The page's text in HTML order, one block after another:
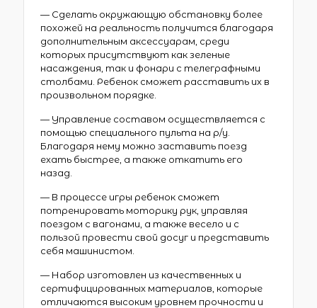
— Сделать окружающую обстановку более
похожей на реальность получится благодаря
дополнительным аксессуарам, среди
которых присутствуют как зеленые
насаждения, так и фонари с телеграфными
столбами. Ребенок сможет расставить их в
произвольном порядке.
— Управление составом осуществляется с
помощью специального пульта на р/у.
Благодаря нему можно заставить поезд
ехать быстрее, а также откатить его
назад.
— В процессе игры ребенок сможет
потренировать моторику рук, управляя
поездом с вагонами, а также весело и с
пользой провести свой досуг и представить
себя машинистом.
— Набор изготовлен из качественных и
сертифицированных материалов, которые
отличаются высоким уровнем прочности и